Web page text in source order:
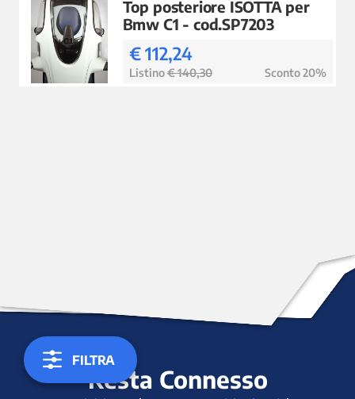
FILTRA
Top posteriore ISOTTA per
Bmw C1 - cod.SP7203
€ 112,24
Listino€ 140,30 Sconto 20%
Resta Connesso